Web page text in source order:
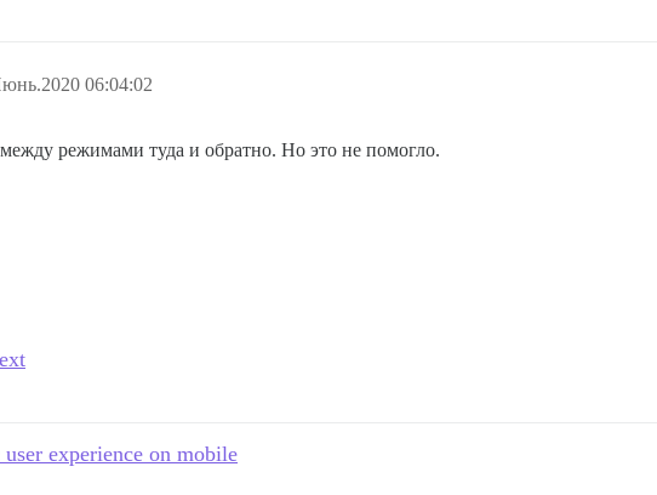
06:04:02
режимами туда и обратно. Но это не помогло.
experience on mobile